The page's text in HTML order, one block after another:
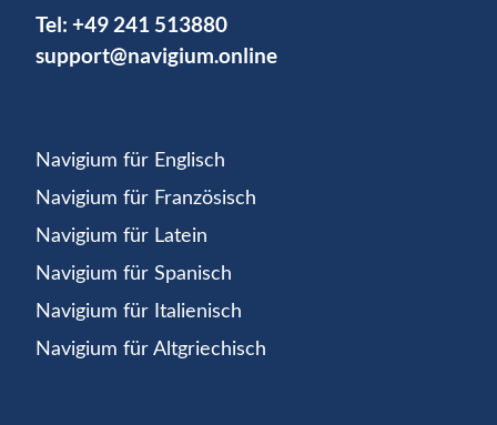
Tel: +49 241 513880
support@navigium.online
Navigium für Englisch
Navigium für Französisch
Navigium für Latein
Navigium für Spanisch
Navigium für Italienisch
Navigium für Altgriechisch